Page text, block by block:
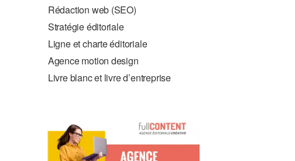
Rédaction web (SEO)
Stratégie éditoriale
Ligne et charte éditoriale
Agence motion design
Livre blanc et livre d’entreprise